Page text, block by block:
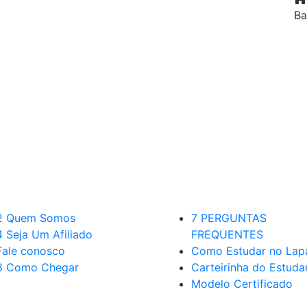
Quem Somos
Seja Um Afiliado
conosco
Como Chegar
7 PERGUNTAS
FREQUENTES
Como Estudar no
Carteirinha do
Modelo Certificado